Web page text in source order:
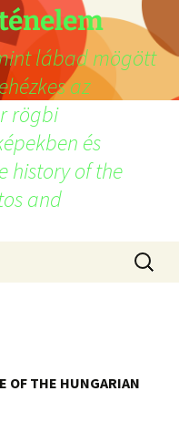
lábad mögött
az
rögbi
és
history of the
and
OF THE HUNGARIAN